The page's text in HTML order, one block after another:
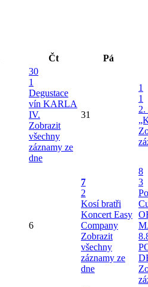
Čt Pá
30
1
Degustace
vín KARLA
IV.
Zobrazit
všechny
záznamy ze
dne
31
1
1
2.
6
7
2
Kosí bratři
Koncert Easy
Company
Zobrazit
všechny
záznamy ze
dne
8
3